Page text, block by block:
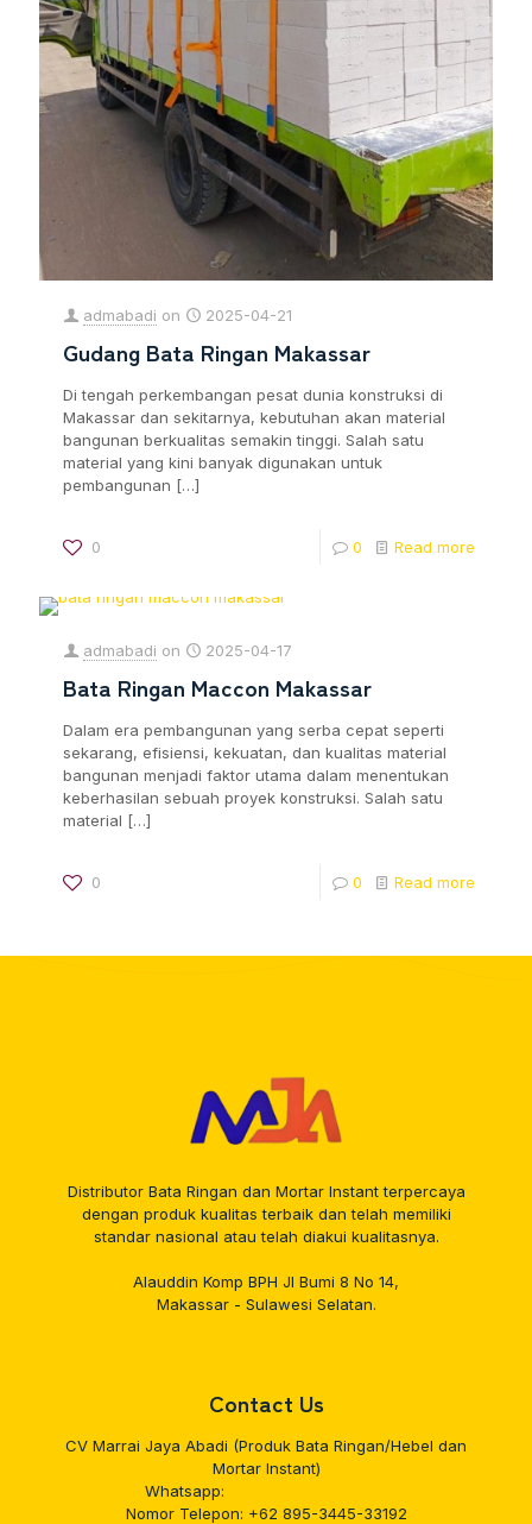
admabadi on 2025-04-21
Gudang Bata Ringan Makassar
Di tengah perkembangan pesat dunia konstruksi di
Makassar dan sekitarnya, kebutuhan akan material
bangunan berkualitas semakin tinggi. Salah satu
material yang kini banyak digunakan untuk
pembangunan […]
0 0 Read more
admabadi on 2025-04-17
Bata Ringan Maccon Makassar
Dalam era pembangunan yang serba cepat seperti
sekarang, efisiensi, kekuatan, dan kualitas material
bangunan menjadi faktor utama dalam menentukan
keberhasilan sebuah proyek konstruksi. Salah satu
material […]
0 0 Read more
Distributor Bata Ringan dan Mortar Instant terpercaya
dengan produk kualitas terbaik dan telah memiliki
standar nasional atau telah diakui kualitasnya.
Alauddin Komp BPH Jl Bumi 8 No 14,
Makassar - Sulawesi Selatan.
Contact Us
CV Marrai Jaya Abadi (Produk Bata Ringan/Hebel dan
Mortar Instant)
Whatsapp:
Nomor Telepon: +62 895-3445-33192